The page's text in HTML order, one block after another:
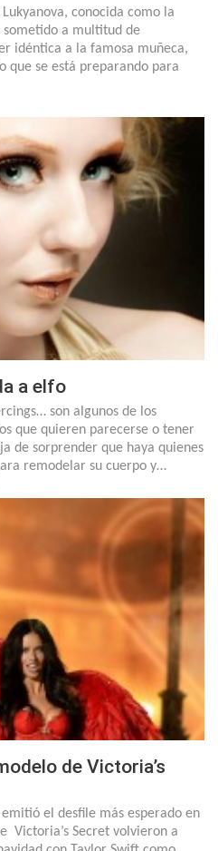
conocida como la
sometido a multitud de
idéntica a la famosa muñeca,
que se está preparando para
a elfo
son algunos de los
que quieren parecerse o tener
de sorprender que haya quienes
remodelar su cuerpo y…
de Victoria’s
el desfile más esperado en
Victoria’s Secret volvieron a